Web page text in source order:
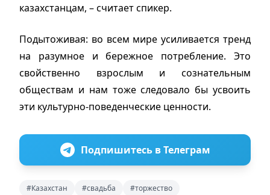
казахстанцам, – считает спикер.
Подытоживая: во всем мире усиливается тренд
на разумное и бережное потребление. Это
свойственно взрослым и сознательным
обществам и нам тоже следовало бы усвоить
эти культурно-поведенческие ценности.
Подпишитесь в Телеграм
#Казахстан #свадьба #торжество